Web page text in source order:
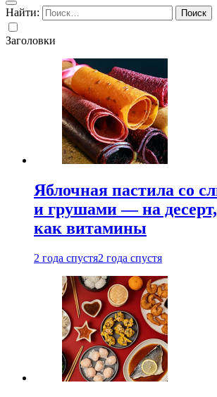
Найти:
Заголовки
Яблочная пастила со
и грушами — на
как витамины
2 года спустя2 года спустя